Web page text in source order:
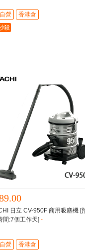
營
香港倉
殺
日立 CV-950F 商用吸塵機 [
間:7個工作天] -
營
香港倉